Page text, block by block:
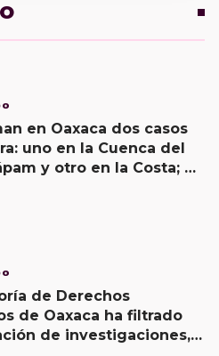
en Oaxaca dos casos
uno en la Cuenca del
y otro en la Costa; el
de Derechos
de Oaxaca ha filtrado
de investigaciones,